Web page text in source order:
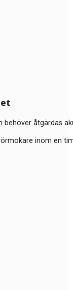
behöver åtgärdas
inom en